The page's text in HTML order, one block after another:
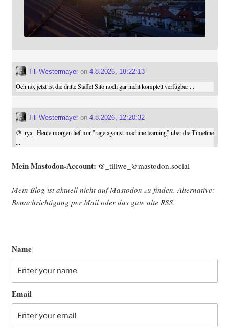
Till Westermayeron 4.8.2026, 18:22:13
Och nö, jetzt ist die dritte Staffel Silo noch gar nicht komplett verfügbar ...
Till Westermayeron 4.8.2026, 12:20:32
@ _rya_ Heute morgen lief mir "rage against machine learning" über die Timeline
...
Mein Mast­o­don-Account: @_tillwe_@mastodon.social
Mein Blog ist aktu­ell nicht auf Mast­o­don zu fin­den. Alter­na­ti­ve:
Benach­rich­ti­gung per Mail oder das gute alte RSS.
Name
Email